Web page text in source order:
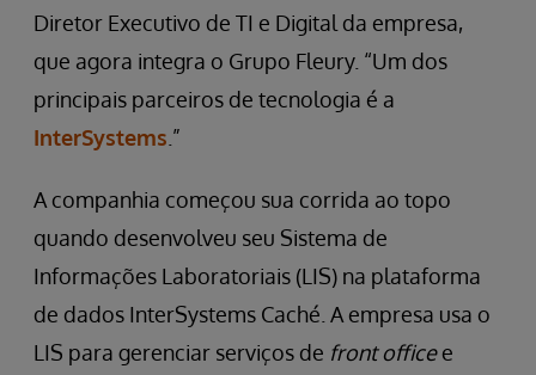
Diretor Executivo de TI e Digital da empresa,
que agora integra o Grupo Fleury. “Um dos
principais parceiros de tecnologia é a
InterSystems .”
A companhia começou sua corrida ao topo
quando desenvolveu seu Sistema de
Informações Laboratoriais (LIS) na plataforma
de dados InterSystems Caché. A empresa usa o
LIS para gerenciar serviços de front officee